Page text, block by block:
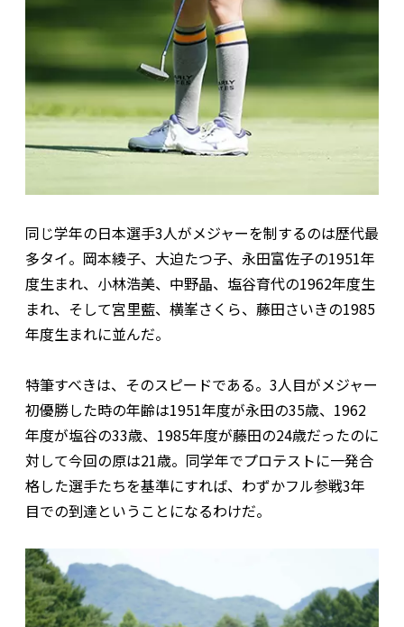
同じ学年の日本選手3人がメジャーを制するのは歴代最
多タイ。岡本綾子、大迫たつ子、永田富佐子の1951年
度生まれ、小林浩美、中野晶、塩谷育代の1962年度生
まれ、そして宮里藍、横峯さくら、藤田さいきの1985
年度生まれに並んだ。
特筆すべきは、そのスピードである。3人目がメジャー
初優勝した時の年齢は1951年度が永田の35歳、1962
年度が塩谷の33歳、1985年度が藤田の24歳だったのに
対して今回の原は21歳。同学年でプロテストに一発合
格した選手たちを基準にすれば、わずかフル参戦3年
目での到達ということになるわけだ。